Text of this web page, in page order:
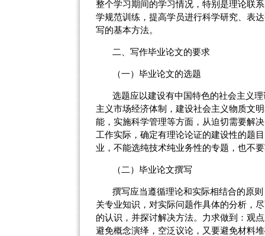
整个学习期间的学习情况，特别是理论联
学规范训练，提高学员进行科学研究、表
写的基本方法。
二、写作毕业论文的要求
（一）毕业论文的选题
选题应以建设有中国特色的社会主义
主义市场经济体制，建设社会主义物质文
能，实施科学管理等方面，从迫切需要解
工作实际，确定有理论论证的建设性的题
业，不能选纯技术纯业务性的专题，也不
（二）毕业论文撰写
撰写应当遵循理论和实际相结合的原
关专业知识，对实际问题作具体的分析，
的认识，并探讨解决方法。力求做到：观
避免概念演绎，空泛议论，又要避免材料